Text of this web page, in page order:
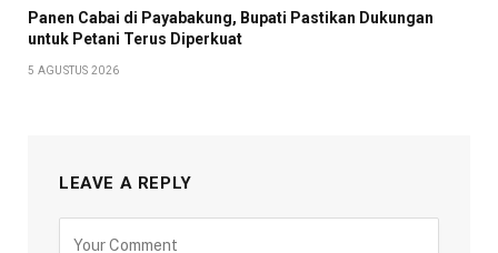
Panen Cabai di Payabakung, Bupati Pastikan Dukungan
untuk Petani Terus Diperkuat
5 AGUSTUS 2026
LEAVE A REPLY